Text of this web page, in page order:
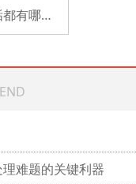
反渗透膜出现不同的结垢都有哪些表现？
难题的关键利器